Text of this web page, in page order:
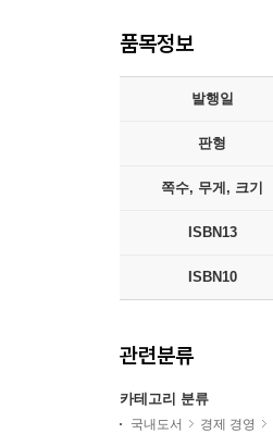
품목정보
발행일
판형
쪽수, 무게, 크기
ISBN13
ISBN10
관련분류
카테고리 분류
국내도서 경제 경영